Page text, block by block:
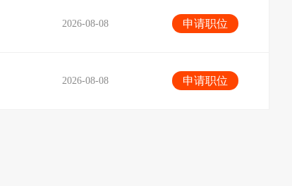
申请职位
2026-08-08
申请职位
2026-08-08